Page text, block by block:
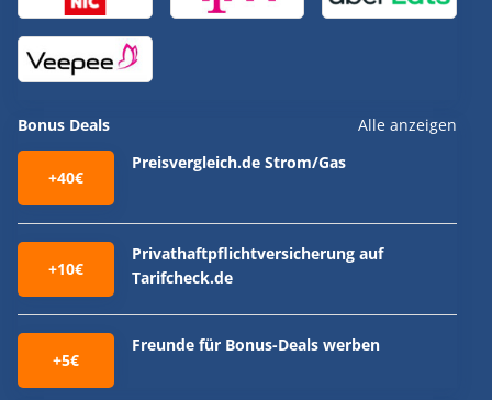
Bonus Deals Alle anzeigen
+40€
Preisvergleich.de Strom/Gas
+10€
Privathaftpflichtversicherung auf
Tarifcheck.de
+5€
Freunde für Bonus-Deals werben